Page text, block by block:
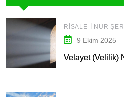
RISALE-I NUR
9 Ekim 2025
Velayet (Velilik)